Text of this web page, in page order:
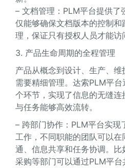
– 文档管理：PLM平台提供了
仅能够确保文档版本的控制
理，保证只有授权人员才能访
3. 产品生命周期的全程管理
产品从概念到设计、生产、
需要精细管理。达索PLM平
个环节，实现了信息的无缝
与任务能够高效流转。
– 跨部门协作：PLM平台实现
工作，不同职能的团队可以
通、信息共享和任务协调。比
采购等部门可以通过PLM平